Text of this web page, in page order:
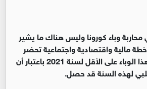
وباء كورونا وليس هناك ما يشير
مالية واقتصادية واجتماعية تحضر
أو تتأهب لتداعيات هذا الوباء على الأقل لسنة 2021 باعتبار أن
لهذه السنة قد حصل.